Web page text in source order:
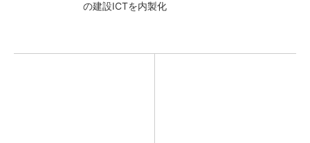
の建設ICTを内製化